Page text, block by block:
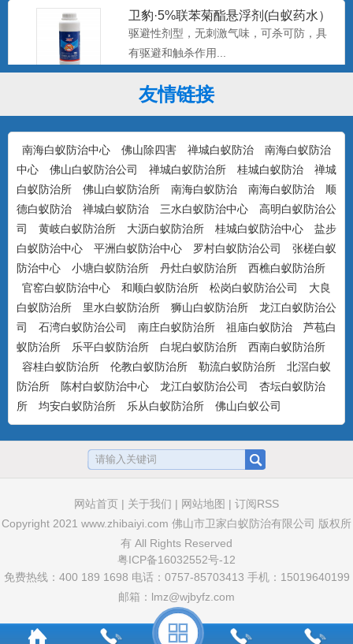
卫豹·5%联苯菊酯悬浮剂(白蚁药水）
驱避性剂型，无刺激气味，可杀可防，具
有驱避和触杀作用...
防治对象：装修预防、活蚁杀灭、树木防
治...
美国百户泰2.5%联苯菊酯悬浮剂
产品特点：美国富美实公司出品，无刺激
气味，可杀可防，具有驱避...
美国百户喜10%联苯菊酯乳油
卫豹·卫喜2.5%氟虫腈悬浮剂
非驱避剂型，无刺激气味，可杀可防，具
有胃毒、触杀作用...
卫豹·10%吡虫啉悬浮剂
非驱避性剂型，无刺激气味，可杀可防，
具有胃毒和触杀作用...
卫豹·5%联苯菊酯悬浮剂(白蚁药水）
友情链接
南海白蚁防治中心 佛山除四害 禅城白蚁防治
南海白蚁防治
中心
佛山白蚁防治公司 禅城白蚁防治所 桂城白蚁防治
禅城
白蚁防治所
佛山白蚁防治所 南海白蚁防治 南海白蚁防治
顺
德白蚁防治
禅城白蚁防治 三水白蚁防治中心
高明白蚁防治公
司
黄岐白蚁防治所 大沥白蚁防治所 桂城白蚁防治中心
盐步
白蚁防治中心
平洲白蚁防治中心 罗村白蚁防治公司
张槎白蚁
防治中心
小塘白蚁防治所 丹灶白蚁防治所
西樵白蚁防治所
官窑白蚁防治中心
和顺白蚁防治所 松岗白蚁防治公司
大良
白蚁防治所
里水白蚁防治所 狮山白蚁防治所
龙江白蚁防治公
司
石湾白蚁防治公司 南庄白蚁防治所 祖庙白蚁防治
芦苞白
蚁防治所
乐平白蚁防治所 白坭白蚁防治所
西南白蚁防治所
容桂白蚁防治所
伦教白蚁防治所 勒流白蚁防治所
北滘白蚁
防治所
陈村白蚁防治中心 龙江白蚁防治公司
杏坛白蚁防治
所
均安白蚁防治所 乐从白蚁防治所 佛山白蚁公司
网站首页 | 关于我们 | 网站地图 | 订阅RSS
Copyright 2021 www.zhibaiyi.com 佛山市卫家白蚁防治有限公司 版权所
有 All Rights Reserved
粤ICP备16032552号-12
免费热线：400 189 1698 电话：0757-85703413 手机：15019640199
邮箱：lmz@wjbyfz.com